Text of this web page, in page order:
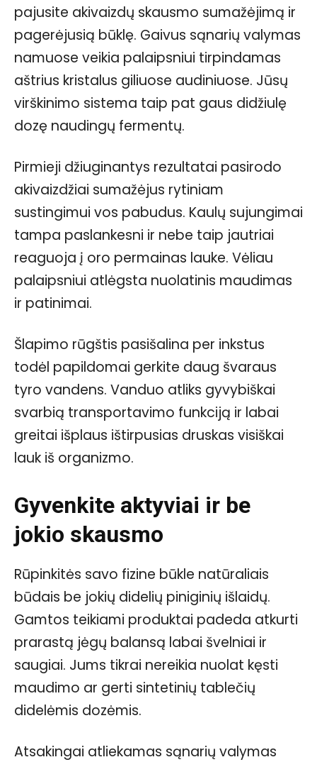
pajusite akivaizdų skausmo sumažėjimą ir
pagerėjusią būklę. Gaivus sąnarių valymas
namuose veikia palaipsniui tirpindamas
aštrius kristalus giliuose audiniuose. Jūsų
virškinimo sistema taip pat gaus didžiulę
dozę naudingų fermentų.
Pirmieji džiuginantys rezultatai pasirodo
akivaizdžiai sumažėjus rytiniam
sustingimui vos pabudus. Kaulų sujungimai
tampa paslankesni ir nebe taip jautriai
reaguoja į oro permainas lauke. Vėliau
palaipsniui atlėgsta nuolatinis maudimas
ir patinimai.
Šlapimo rūgštis pasišalina per inkstus
todėl papildomai gerkite daug švaraus
tyro vandens. Vanduo atliks gyvybiškai
svarbią transportavimo funkciją ir labai
greitai išplaus ištirpusias druskas visiškai
lauk iš organizmo.
Gyvenkite aktyviai ir be
jokio skausmo
Rūpinkitės savo fizine būkle natūraliais
būdais be jokių didelių piniginių išlaidų.
Gamtos teikiami produktai padeda atkurti
prarastą jėgų balansą labai švelniai ir
saugiai. Jums tikrai nereikia nuolat kęsti
maudimo ar gerti sintetinių tablečių
didelėmis dozėmis.
Atsakingai atliekamas sąnarių valymas